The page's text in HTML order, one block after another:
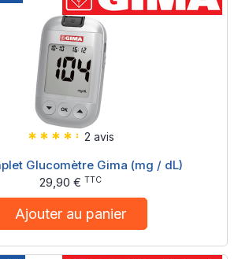
2 avis
Glucomètre Gima (mg / dL)
29,90 € TTC
Ajouter au panier